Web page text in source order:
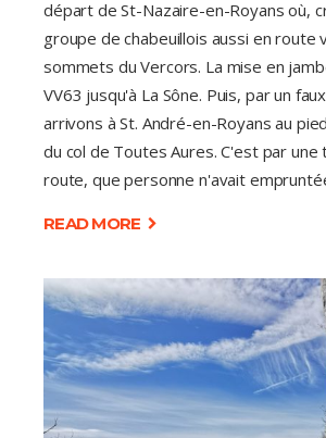
départ de St-Nazaire-en-Royans où,
groupe de chabeuillois aussi en route
sommets du Vercors. La mise en
VV63 jusqu'à La Sône. Puis, par un
arrivons à St. André-en-Royans au
du col de Toutes Aures. C'est par
route, que personne n'avait
READ MORE